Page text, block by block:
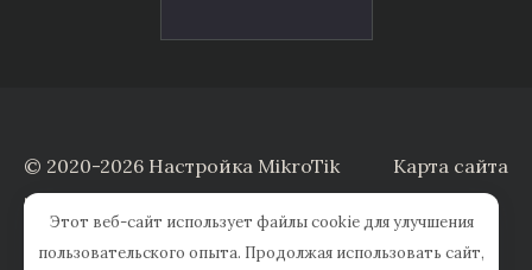
© 2020-2026 Настройка MikroTik
Карта сайта
Заказать настройку
Этот веб-сайт использует файлы cookie для улучшения
пользовательского опыта. Продолжая использовать сайт,